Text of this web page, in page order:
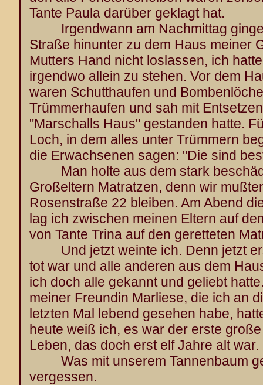
Tante Paula darüber geklagt hat.
Irgendwann am Nachmittag
Straße hinunter zu dem Haus meiner
Mutters Hand nicht loslassen, ich
irgendwo allein zu stehen. Vor dem
waren Schutthaufen und
Trümmerhaufen und sah mit
"Marschalls Haus" gestanden hatte.
Loch, in dem alles unter Trümmern
die Erwachsenen sagen: "Die sind
Man holte aus dem stark
Großeltern Matratzen, denn wir
Rosenstraße 22 bleiben. Am Abend
lag ich zwischen meinen Eltern auf
von Tante Trina auf den geretteten
Und jetzt weinte ich. Denn jetzt
tot war und alle anderen aus dem
ich doch alle gekannt und geliebt
meiner Freundin Marliese, die ich an
letzten Mal lebend gesehen habe,
heute weiß ich, es war der erste
Leben, das doch erst elf Jahre alt war.
Was mit unserem Tannenbaum
vergessen.